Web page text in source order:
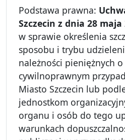
Podstawa prawna:
Szczecin z dnia 28
w sprawie określenia
sposobu i trybu
należności pieniężnych
cywilnoprawnym
Miasto Szczecin lub
jednostkom
organu i osób do tego
warunkach